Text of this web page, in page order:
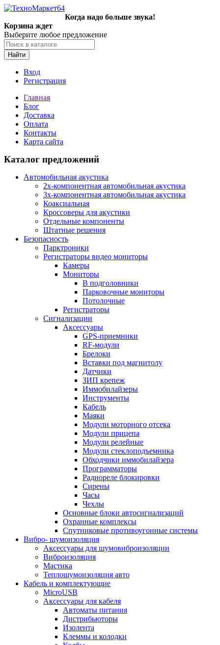
Когда надо больше звука!
Корзина ждет
Выберите любое предложение
Найти
Вход
Регистрация
Главная
Блог
Доставка
Оплата
Контакты
Карта сайта
Каталог предложений
Автомобильная акустика
2х-компонентная автомобильная акустика
3х-компонентная автомобильная акустика
Коаксиальная
Кроссоверы для акустики
Отдельные компоненты
Штатные решения
Безопасность
Парктроники
Регистраторы видео мониторы
Камеры
Мониторы
В подголовники
Парковочные мониторы
Потолочные
Регистраторы
Сигнализации
Аксессуары
GPS-приемники
RF-модули
Брелоки
Вставки под магнитолу
Датчики
ЗИП крепеж
Иммобилайзеры
Инструменты
Кабель
Маяки
Модули моторного отсека
Модули прицепа
Модули релейные
Модули стеклоподъемника
Обходчики иммобилайзера
Программаторы
Радиореле блокировки
Сирены
Часы
Чехлы
Основные блоки автосигнализаций
Охранные комплексы
Спутниковые противоугонные системы
Вибро- шумоизоляция
Аксессуары для шумовиброизоляции
Виброизоляция
Мастика
Теплошумоизоляция авто
Кабель и комплектующие
MicroUSB
Аксессуары для кабеля
Автоматы питания
Дистрибьюторы
Изолента
Клеммы и колодки